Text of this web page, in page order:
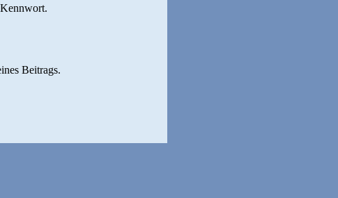
Beitrags.